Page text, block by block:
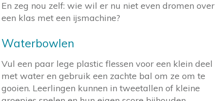
En zeg nou zelf: wie wil er nu niet even dromen over
een klas met een ijsmachine?
Waterbowlen
Vul een paar lege plastic flessen voor een klein deel
met water en gebruik een zachte bal om ze om te
gooien. Leerlingen kunnen in tweetallen of kleine